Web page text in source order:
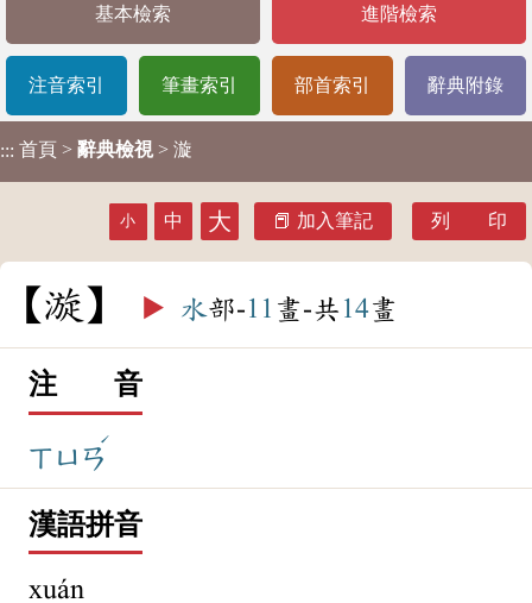
基本檢索 進階檢索
注音索引 筆畫索引 部首索引 辭典附錄
::: 首頁 > 辭典檢視 > 漩
小 中 大 加入筆記 列 印
漩 ▶️ 水部-11 畫-共 14畫
注 音
ㄒㄩㄢ
ˊ
漢語拼音
xuán